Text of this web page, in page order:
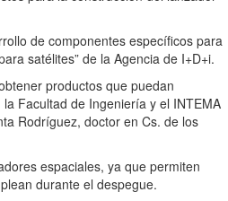
de componentes específicos para
satélites” de la Agencia de I+D+i.
productos que puedan
Facultad de Ingeniería y el INTEMA
Rodríguez, doctor en Cs. de los
espaciales, ya que permiten
durante el despegue.